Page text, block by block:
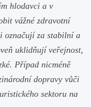
hlodavci a v
vážné zdravotní
označují za stabilní a
uklidňují veřejnost,
Případ nicméně
dopravy vůči
sektoru na